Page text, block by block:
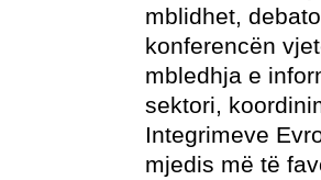
mblidhet,
konferencën
mbledhja e
sektori,
Integrimeve
mjedis më të